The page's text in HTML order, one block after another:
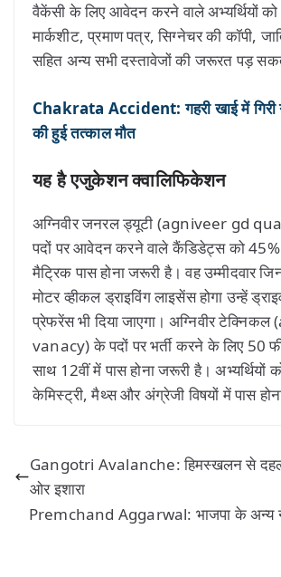
वैकेंसी के लिए आवेदन करने वाले अभ्यर्थियों
मार्कशीट, प्रमाण पत्र, सिग्नेचर की कॉपी,
सहित अन्य सभी दस्तावेजों की जरूरत पड़
Chakrata Accident: गहरी खाई में गिरी
की हुई तत्काल मौत
यह है एजुकेशन क्वालिफिकेशन
अग्निवीर जनरल ड्यूटी (agniveer gd
पदों पर आवेदन करने वाले कैंडिडेट्स को 45%
मैट्रिक पास होना जरूरी है। वह उम्मीदवार
मोटर व्हीकल ड्राइविंग लाइसेंस होगा उन्हें
प्रेफरेंस भी दिया जाएगा। अग्निवीर
vanacy) के पदों पर भर्ती करने के लिए 50
साथ 12वीं में पास होना जरूरी है। अभ्यर्थियों
केमिस्ट्री, मैथ्स और अंग्रेजी विषयों में पास
Gangotri Avalanche: हिमस्खलन से
ओर इशारा
Premchand Aggarwal: भाजपा के अन्य